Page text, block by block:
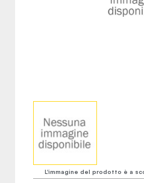
L'immagine del prodotto è a